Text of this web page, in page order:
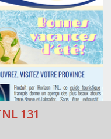
131